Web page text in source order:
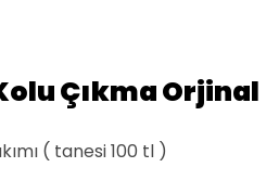
Çıkma Orjinal
( tanesi 100 tl )